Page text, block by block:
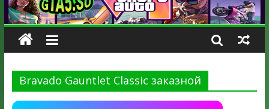
Bravado Gauntlet Classic заказной